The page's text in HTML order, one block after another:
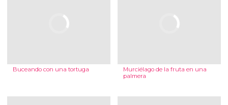
Buceando con una tortuga
Murciélago de la fruta en una
palmera